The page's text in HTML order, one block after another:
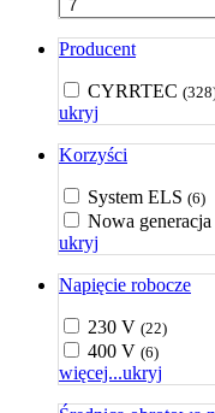
Producent
CYRRTEC
ukryj
Korzyści
System ELS (6)
Nowa generacja
ukryj
Napięcie robocze
230 V (22)
400 V (6)
więcej...ukryj